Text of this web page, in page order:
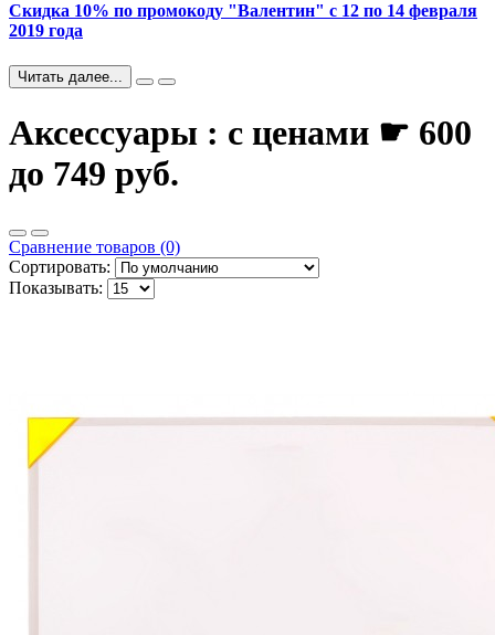
Скидка 10% по промокоду "Валентин" с 12 по 14 февраля
2019 года
Читать далее...
Аксессуары : с ценами ☛ 600
до 749 руб.
Сравнение товаров (0)
Сортировать:
Показывать: